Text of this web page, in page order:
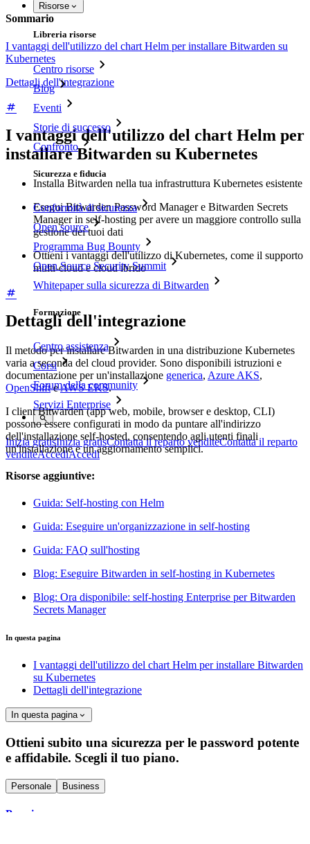
Risorse
Libreria risorse
Centro risorse
Blog
Eventi
Storie di successo
Confronto
Sicurezza e fiducia
Conformità di sicurezza
Open source
Programma Bug Bounty
Open Source Security Summit
Whitepaper sulla sicurezza di Bitwarden
Formazione
Centro assistenza
Corsi
Forum della community
Servizi Enterprise
Inizia gratisInizia gratisContatta il reparto venditeContatta il reparto
venditeAccediAccedi
Sommario
I vantaggi dell'utilizzo del chart Helm per installare Bitwarden su
Kubernetes
Dettagli dell'integrazione
I vantaggi dell'utilizzo del chart Helm per
installare Bitwarden su Kubernetes
Installa Bitwarden nella tua infrastruttura Kubernetes esistente
Esegui Bitwarden Password Manager e Bitwarden Secrets
Manager in self-hosting per avere un maggiore controllo sulla
gestione dei tuoi dati
Ottieni i vantaggi dell'utilizzo di Kubernetes, come il supporto
multi-cloud e cloud ibrido
Dettagli dell'integrazione
Il metodo per installare Bitwarden in una distribuzione Kubernetes
varia a seconda del cloud provider. Sono disponibili istruzioni e
documentazione per un'installazione generica, Azure AKS,
OpenShifteAWS EKS.
I client Bitwarden (app web, mobile, browser e desktop, CLI)
possono essere configurati in modo da puntare all'indirizzo
dell'installazione self-hosted, consentendo agli utenti finali
un'installazione e un aggiornamento semplici.
Risorse aggiuntive:
Guida: Self-hosting con Helm
Guida: Eseguire un'organizzazione in self-hosting
Guida: FAQ sull'hosting
Blog: Eseguire Bitwarden in self-hosting in Kubernetes
Blog: Ora disponibile: self-hosting Enterprise per Bitwarden
Secrets Manager
In questa pagina
I vantaggi dell'utilizzo del chart Helm per installare Bitwarden
su Kubernetes
Dettagli dell'integrazione
In questa pagina
Ottieni subito una sicurezza per le password potente
e affidabile. Scegli il tuo piano.
Personale Business
Premium